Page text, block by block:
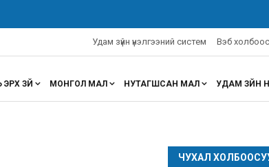
Удам зүйн үнэлгээний систем Вэб холбоос
ЗҮЙ МОНГОЛ МАЛ НУТАГШСАН МАЛ УДАМ ЗҮЙН
ЧУХАЛ